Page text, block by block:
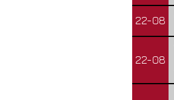
22-08
22-08